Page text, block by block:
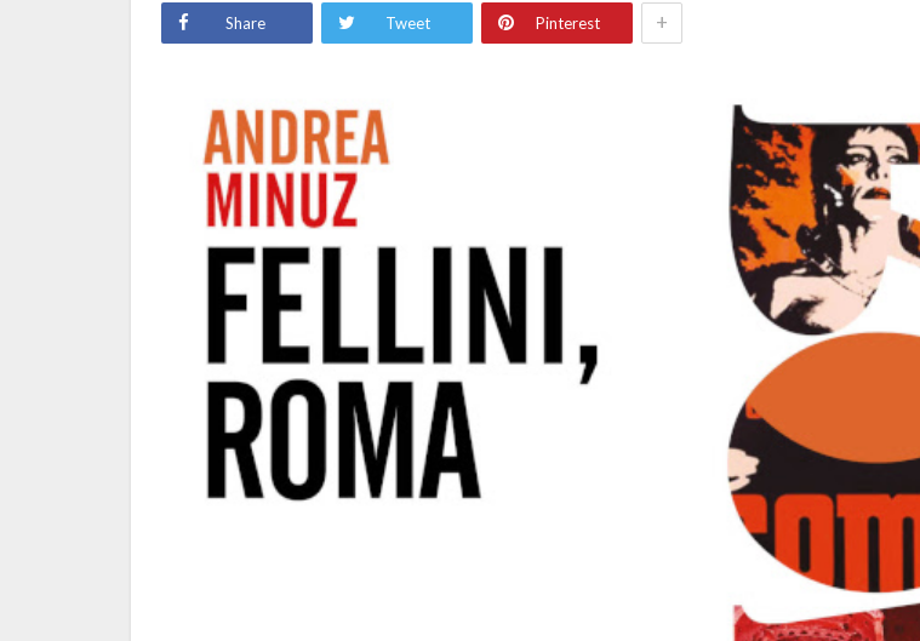
Share Tweet Pinterest +